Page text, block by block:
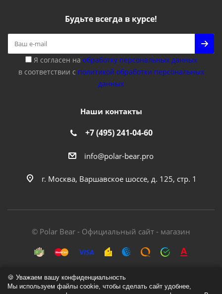
Будьте всегда в курсе!
Я согласен на обработку персональных данных
в соответствии с политикой обработки персональных
данных
Наши контакты
+7 (495) 241-04-60
info@polar-bear.pro
г. Москва, Варшавское шоссе, д. 125, стр. 1
© Polar Bear - Официальный сайт - магазин
🍪 Уважаем вашу конфиденциальность
Мы используем файлы cookie, чтобы сделать сайт удобнее,